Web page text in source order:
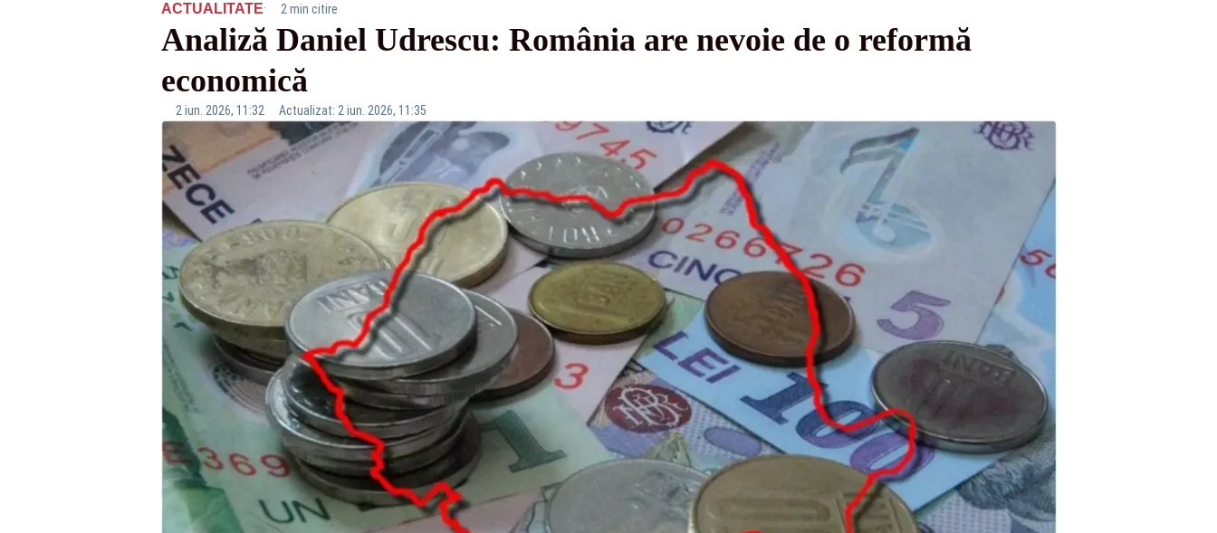
ACTUALITATE· 2 min citire
Analiză Daniel Udrescu: România are nevoie de o reformă
economică
2 iun. 2026, 11:32 Actualizat: 2 iun. 2026, 11:35